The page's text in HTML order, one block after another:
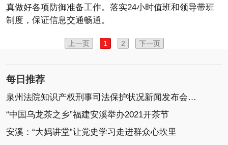
真做好各项防御准备工作。落实24小时值班和领导带班
制度，保证信息交通畅通。
上一页 1 2 下一页
每日推荐
泉州法院知识产权刑事司法保护状况新闻发布会召开
“中国乌龙茶之乡”福建安溪举办2021开茶节
安溪：“大妈讲堂”让党史学习走进群众心坎里